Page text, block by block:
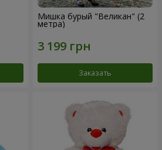
Мишка бурый "Великан" (2
метра)
Заказать